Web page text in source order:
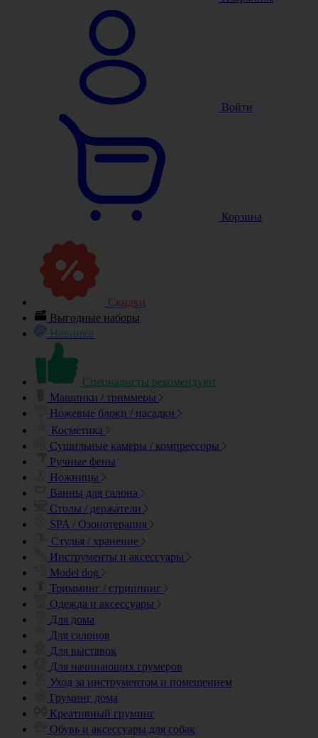
Войти
Корзина
Скидки
Выгодные наборы
Новинки
Специалисты рекомендуют
Машинки / триммеры
Ножевые блоки / насадки
Косметика
Сушильные камеры / компрессоры
Ручные фены
Ножницы
Ванны для салона
Столы / держатели
SPA / Озонотерапия
Стулья / хранение
Инструменты и аксессуары
Model dog
Тримминг / стриппинг
Одежда и аксессуары
Для дома
Для салонов
Для выставок
Для начинающих грумеров
Уход за инструментом и помещением
Груминг дома
Креативный груминг
Обувь и аксессуары для собак